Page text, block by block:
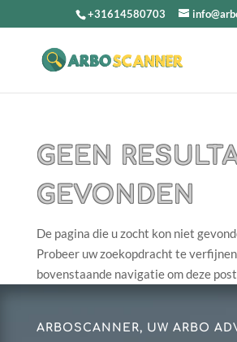
+31614580703
GEEN
GEVONDEN
De pagina die u zocht kon niet
Probeer uw zoekopdracht te
bovenstaande navigatie om deze
ARBOSCANNER, UW ARBO